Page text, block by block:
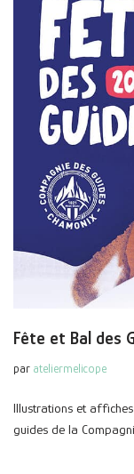
Fête et Bal des
par ateliermelicope
Illustrations et
guides de la